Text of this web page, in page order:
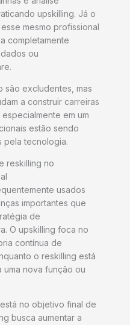
upskilling. Já o
mesmo profissional
completamente
ou
são excludentes, mas
a construir carreiras
em um
estão sendo
pela tecnologia.
reskilling no
usados
importantes que
de
O upskilling foca no
contínua de
o reskilling está
nova função ou
no objetivo final de
busca aumentar a